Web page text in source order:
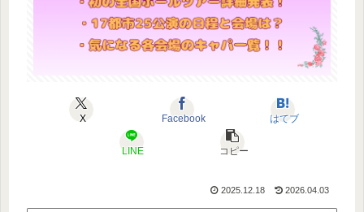
X Facebook はてブ
LINE コピー
2025.12.18 2026.04.03